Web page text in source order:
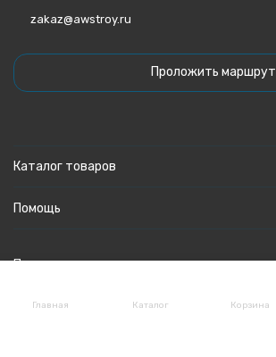
Главная Каталог Корзина
zakaz@awstroy.ru
Проложить маршрут
Каталог товаров
Помощь
Политика персональных данных